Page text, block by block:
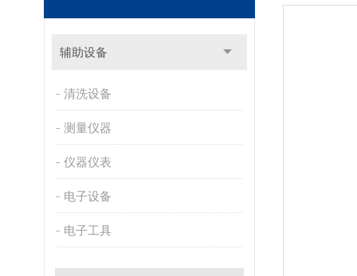
辅助设备
清洗设备
测量仪器
仪器仪表
电子设备
电子工具